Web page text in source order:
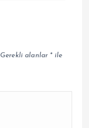
Gerekli alanlar *ile